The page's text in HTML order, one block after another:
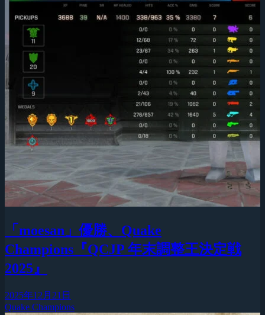
「moesan」優勝、Quake
Champions『QCJP 年末調整王決定戦
2025』
2025年12月21日
Quake Champions